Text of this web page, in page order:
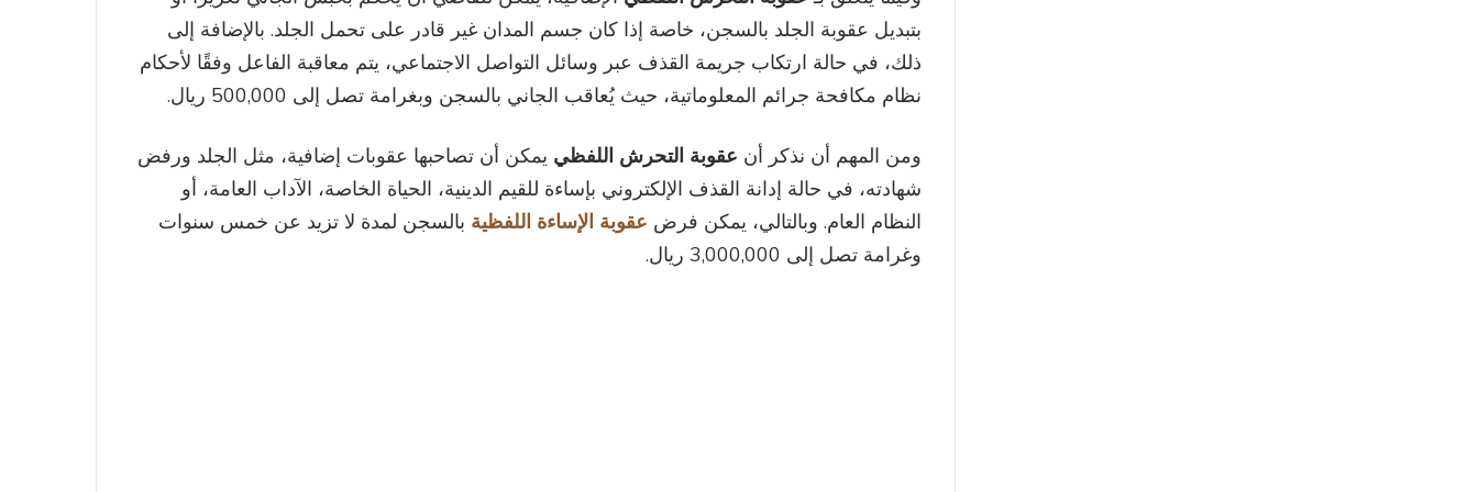
بتبديل عقوبة الجلد بالسجن، خاصة إذا كان جسم المدان غير قادر على تحمل الجلد. بالإضافة إلى
ذلك، في حالة ارتكاب جريمة القذف عبر وسائل التواصل الاجتماعي، يتم معاقبة الفاعل وفقًا لأحكام
نظام مكافحة جرائم المعلوماتية، حيث يُعاقب الجاني بالسجن وبغرامة تصل إلى 500,000 ريال.
ومن المهم أن نذكر أن عقوبة التحرش اللفظي يمكن أن تصاحبها عقوبات إضافية، مثل الجلد ورفض
شهادته، في حالة إدانة القذف الإلكتروني بإساءة للقيم الدينية، الحياة الخاصة، الآداب العامة، أو
النظام العام. وبالتالي، يمكن فرض عقوبة الإساءة اللفظية بالسجن لمدة لا تزيد عن خمس سنوات
وغرامة تصل إلى 3,000,000 ريال.